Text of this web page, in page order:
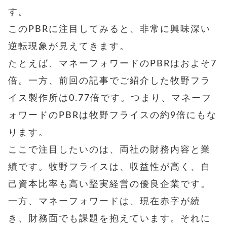
す。
このPBRに注目してみると、非常に興味深い
逆転現象が見えてきます。
たとえば、マネーフォワードのPBRはおよそ7
倍。一方、前回の記事でご紹介した牧野フラ
イス製作所は0.77倍です。つまり、マネーフ
ォワードのPBRは牧野フライスの約9倍にもな
ります。
ここで注目したいのは、両社の財務内容と業
績です。牧野フライスは、収益性が高く、自
己資本比率も高い堅実経営の優良企業です。
一方、マネーフォワードは、現在赤字が続
き、財務面でも課題を抱えています。それに